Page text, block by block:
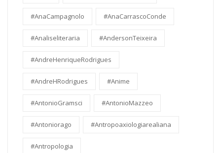
#AnaCampagnolo #AnaCarrascoConde
#Analiseliteraria #AndersonTeixeira
#AndreHenriqueRodrigues
#AndreHRodrigues #Anime
#AntonioGramsci #AntonioMazzeo
#Antoniorago #Antropoaxiologiarealiana
#Antropologia